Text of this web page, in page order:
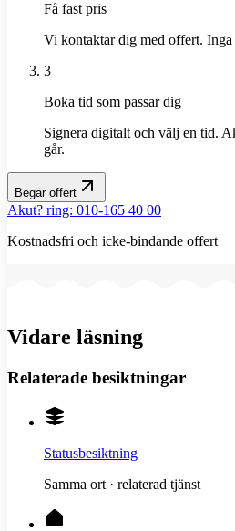
Få fast pris
Vi kontaktar dig med offert. Inga
3
Boka tid som passar dig
Signera digitalt och välj en tid.
går.
Begär offert
Akut? ring: 010-165 40 00
Kostnadsfri och icke-bindande offert
Vidare läsning
Relaterade besiktningar
Statusbesiktning
Samma ort · relaterad tjänst